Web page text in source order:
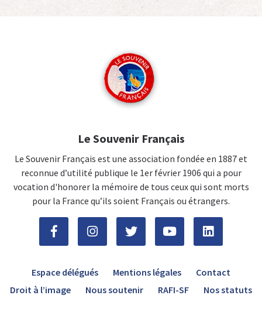
Le Souvenir Français
Le Souvenir Français est une association fondée en 1887 et
reconnue d’utilité publique le 1er février 1906 qui a pour
vocation d'honorer la mémoire de tous ceux qui sont morts
pour la France qu’ils soient Français ou étrangers.
Espace délégués Mentions légales
Contact
Droit à l’image
Nous soutenir RAFI-SF Nos statuts